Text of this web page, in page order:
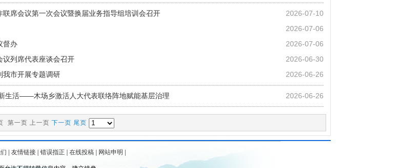
2026-07-10
席会议第一次会议暨换届业务指导组培训会召开
2026-07-06
2026-07-06
督办
2026-06-30
议列席代表座谈会召开
2026-06-26
我市开展专题调研
2026-06-26
生活——木场乡激活人大代表联络阵地赋能基层治理
第一页 上一页 下一页 尾页
友情链接 错误指正 在线投稿 网站申明